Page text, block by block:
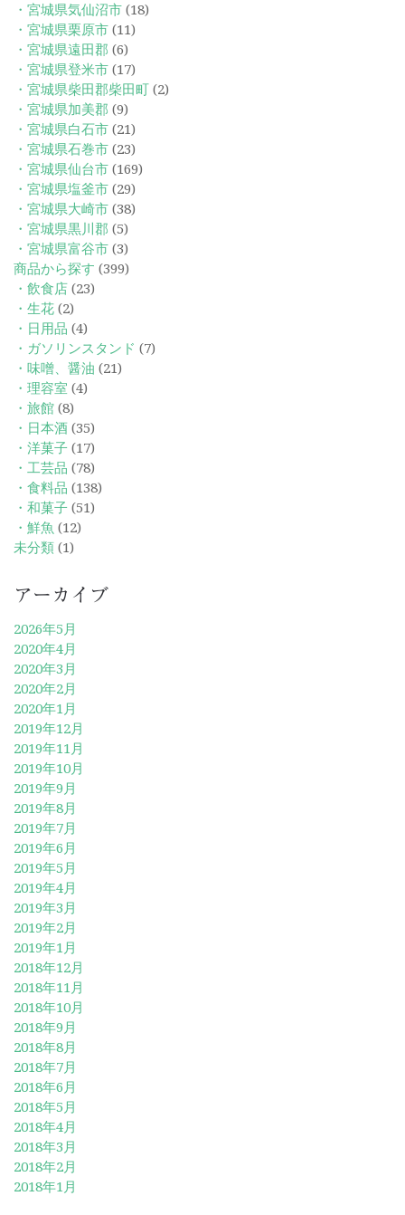
・宮城県気仙沼市 (18)
・宮城県栗原市 (11)
・宮城県遠田郡 (6)
・宮城県登米市 (17)
・宮城県柴田郡柴田町 (2)
・宮城県加美郡 (9)
・宮城県白石市 (21)
・宮城県石巻市 (23)
・宮城県仙台市 (169)
・宮城県塩釜市 (29)
・宮城県大崎市 (38)
・宮城県黒川郡 (5)
・宮城県富谷市 (3)
商品から探す (399)
・飲食店 (23)
・生花 (2)
・日用品 (4)
・ガソリンスタンド (7)
・味噌、醤油 (21)
・理容室 (4)
・旅館 (8)
・日本酒 (35)
・洋菓子 (17)
・工芸品 (78)
・食料品 (138)
・和菓子 (51)
・鮮魚 (12)
未分類 (1)
アーカイブ
2026年5月
2020年4月
2020年3月
2020年2月
2020年1月
2019年12月
2019年11月
2019年10月
2019年9月
2019年8月
2019年7月
2019年6月
2019年5月
2019年4月
2019年3月
2019年2月
2019年1月
2018年12月
2018年11月
2018年10月
2018年9月
2018年8月
2018年7月
2018年6月
2018年5月
2018年4月
2018年3月
2018年2月
2018年1月